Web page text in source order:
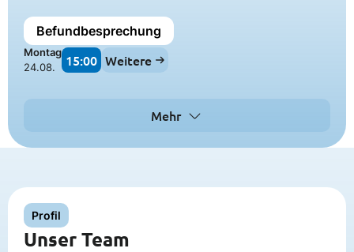
Befundbesprechung
Montag
24.08.
15:00 Weitere
Mehr
Profil
Unser Team